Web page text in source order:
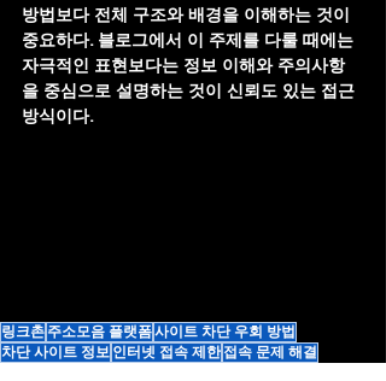
방법보다 전체 구조와 배경을 이해하는 것이
중요하다. 블로그에서 이 주제를 다룰 때에는
자극적인 표현보다는 정보 이해와 주의사항
을 중심으로 설명하는 것이 신뢰도 있는 접근
방식이다.
링크촌 주소모음 플랫폼사이트 차단 우회 방법
차단 사이트 정보 인터넷 접속 제한 접속 문제 해결